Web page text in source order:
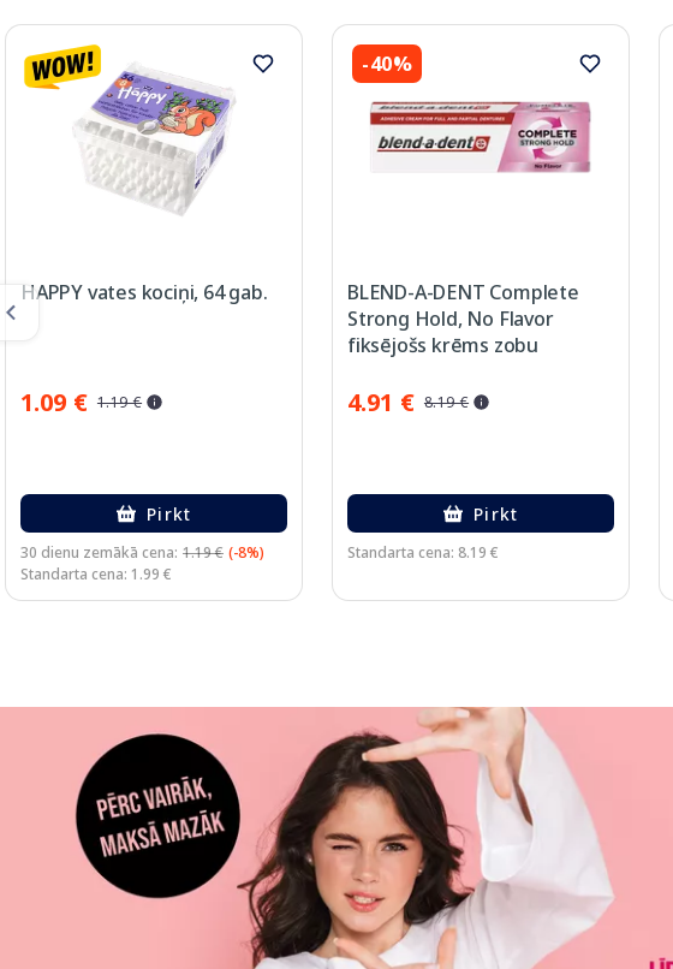
HAPPY vates kociņi, 64 gab.
1.09 € 1.19 €
Pirkt
30 dienu zemākā cena: 1.19 € (-8%)
Standarta cena: 1.99 €
-40%
BLEND-A-DENT Complete
Strong Hold, No Flavor
fiksējošs krēms zobu
4.91 € 8.19 €
Pirkt
Standarta cena: 8.19 €